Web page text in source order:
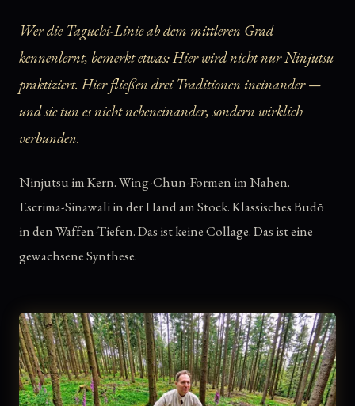
Wer die Taguchi-Linie ab dem mittleren Grad
kennenlernt, bemerkt etwas: Hier wird nicht nur Ninjutsu
praktiziert. Hier fließen drei Traditionen ineinander —
und sie tun es nicht nebeneinander, sondern wirklich
verbunden.
Ninjutsu im Kern. Wing-Chun-Formen im Nahen.
Escrima-Sinawali in der Hand am Stock. Klassisches Budō
in den Waffen-Tiefen. Das ist keine Collage. Das ist eine
gewachsene Synthese.